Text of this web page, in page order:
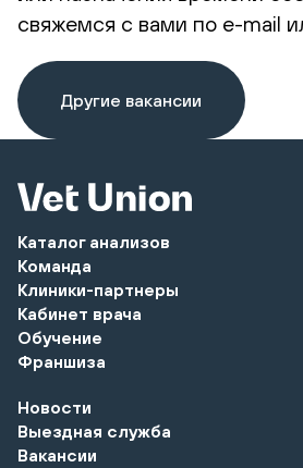
свяжемся с вами по e-mail
Другие вакансии
Каталог анализов
Команда
Клиники-партнеры
Кабинет врача
Обучение
Франшиза
Новости
Выездная служба
Вакансии